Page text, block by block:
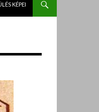
KÉPEI